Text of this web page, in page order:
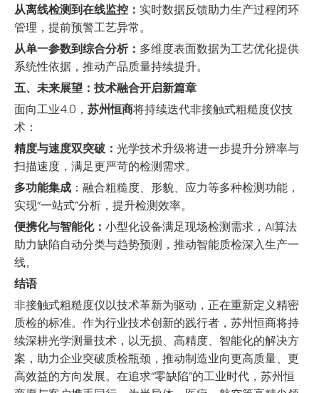
从离线检测到在线监控： 实时数据反馈助力生产过程闭环
管理，提前预警工艺异常。
从单一参数到综合分析： 多维度表面数据为工艺优化提供
系统性依据，推动产品质量持续提升。
五、未来展望：技术融合开启新篇章
面向工业4.0，苏州恒商将持续迭代非接触式粗糙度仪技
术：
精度与速度双突破： 光学技术升级将进一步提升分辨率与
扫描速度，满足更严苛的检测需求。
多功能集成 ：融合粗糙度、形貌、应力等多种检测功能，
实现“一站式”分析，提升检测效率。
便携化与智能化： 小型化设备满足现场检测需求，AI算法
助力缺陷自动分类与趋势预测，推动智能质检深入生产一
线。
结语
非接触式粗糙度仪以技术革新为驱动，正在重新定义精密
质检的标准。作为行业技术创新的践行者，苏州恒商将持
续深耕光学测量技术，以无损、高精度、智能化的解决方
案，助力企业突破质检瓶颈，推动制造业向更高质量、更
高效益的方向发展。在追求“零缺陷”的工业时代，苏州恒